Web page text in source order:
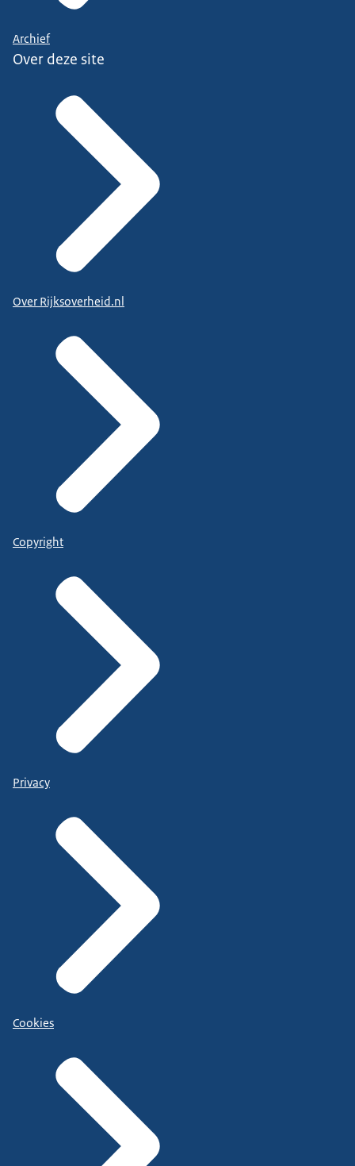
Archief
Over deze site
Over Rijksoverheid.nl
Copyright
Privacy
Cookies